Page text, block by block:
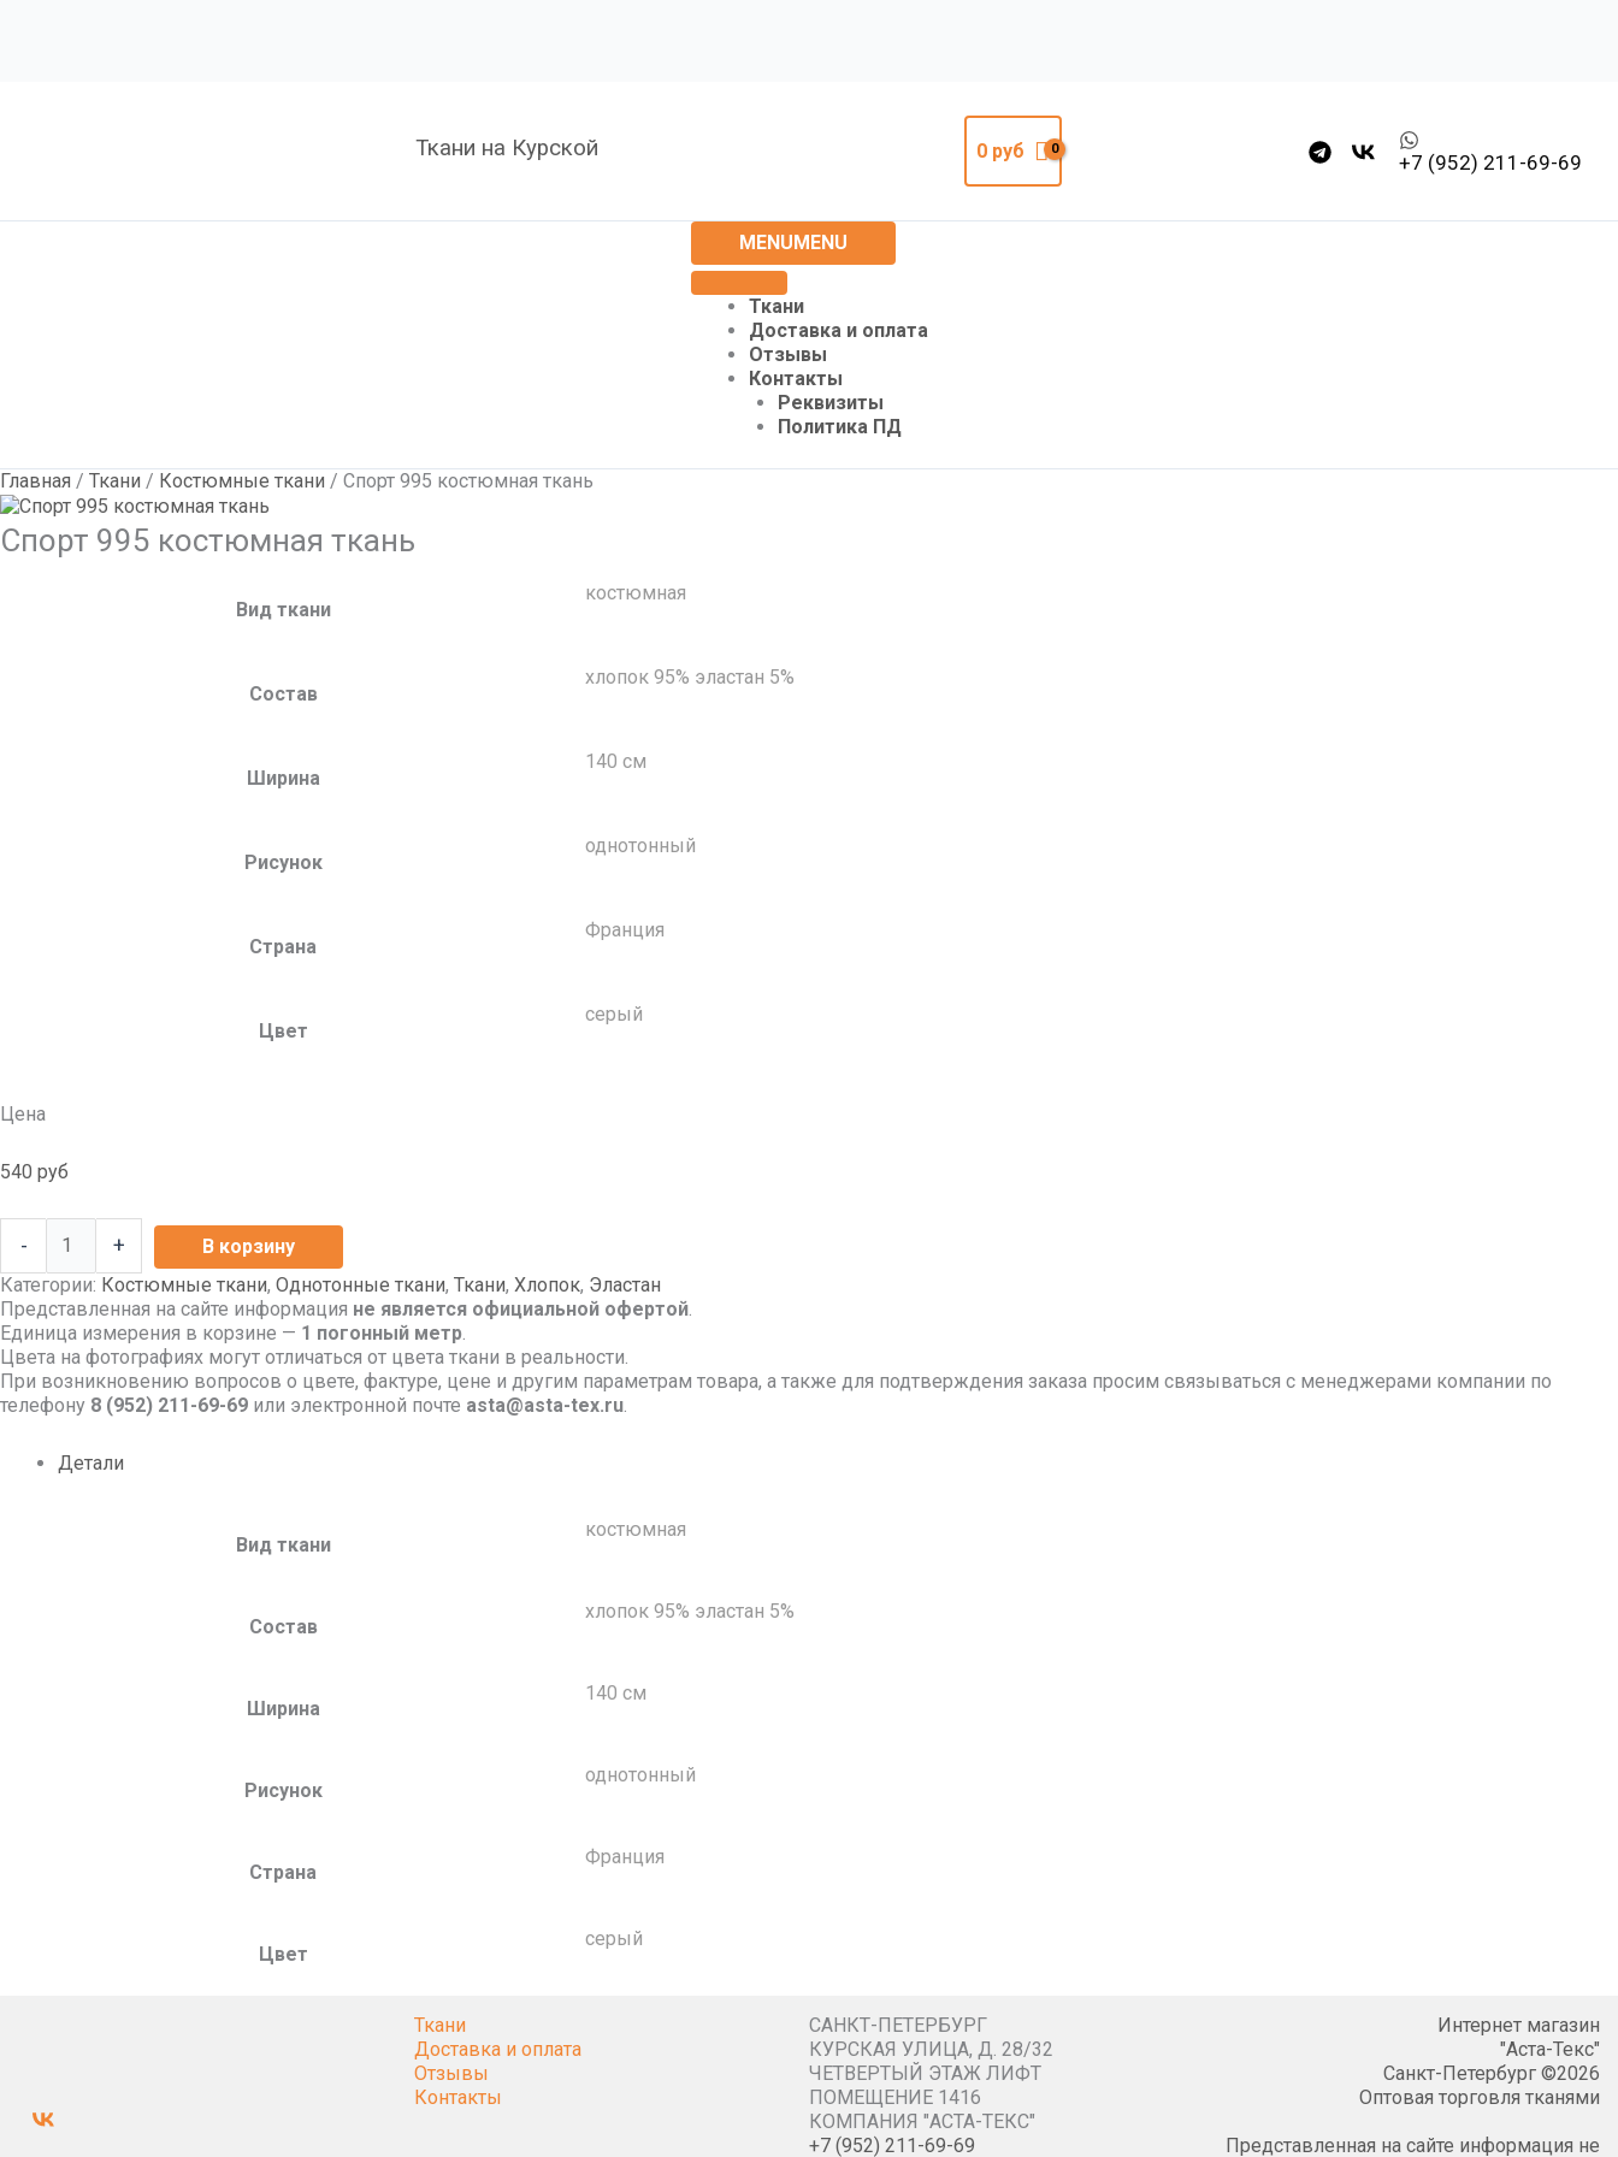
Ткани на Курской 0 руб +7 (952) 211-69-69
MENUMENU
Ткани
Доставка и оплата
Отзывы
Контакты
Реквизиты
Политика ПД
Главная / Ткани / Костюмные ткани / Спорт 995 костюмная ткань
Спорт 995 костюмная ткань
Вид ткани
костюмная
Состав
хлопок 95% эластан 5%
Ширина
140 см
Рисунок
однотонный
Страна
Франция
Цвет
серый
Цена
540 руб
- +
В корзину
Категории: Костюмные ткани, Однотонные ткани, Ткани, Хлопок, Эластан
Представленная на сайте информация не является официальной офертой.
Единица измерения в корзине — 1 погонный метр.
Цвета на фотографиях могут отличаться от цвета ткани в реальности.
При возникновению вопросов о цвете, фактуре, цене и другим параметрам товара, а также для подтверждения заказа просим связываться с менеджерами компании по
телефону 8 (952) 211-69-69 или электронной почте asta@asta-tex.ru.
Детали
Вид ткани
костюмная
Состав
хлопок 95% эластан 5%
Ширина
140 см
Рисунок
однотонный
Страна
Франция
Цвет
серый
Ткани
Доставка и оплата
Отзывы
Контакты
САНКТ-ПЕТЕРБУРГ
КУРСКАЯ УЛИЦА, Д. 28/32
ЧЕТВЕРТЫЙ ЭТАЖ ЛИФТ
ПОМЕЩЕНИЕ 1416
КОМПАНИЯ "АСТА-ТЕКС"
+7 (952) 211-69-69
Интернет магазин
"Аста-Текс"
Санкт-Петербург ©2026
Оптовая торговля тканями
Представленная на сайте информация не